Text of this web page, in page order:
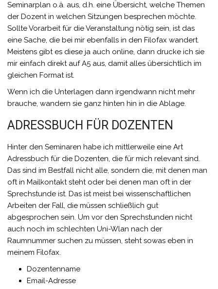
Seminarplan o.ä. aus, d.h. eine Übersicht, welche Themen
der Dozent in welchen Sitzungen besprechen möchte.
Sollte Vorarbeit für die Veranstaltung nötig sein, ist das
eine Sache, die bei mir ebenfalls in den Filofax wandert.
Meistens gibt es diese ja auch online, dann drucke ich sie
mir einfach direkt auf A5 aus, damit alles übersichtlich im
gleichen Format ist.
Wenn ich die Unterlagen dann irgendwann nicht mehr
brauche, wandern sie ganz hinten hin in die Ablage.
ADRESSBUCH FÜR DOZENTEN
Hinter den Seminaren habe ich mittlerweile eine Art
Adressbuch für die Dozenten, die für mich relevant sind.
Das sind im Bestfall nicht alle, sondern die, mit denen man
oft in Mailkontakt steht oder bei denen man oft in der
Sprechstunde ist. Das ist meist bei wissenschaftlichen
Arbeiten der Fall, die müssen schließlich gut
abgesprochen sein. Um vor den Sprechstunden nicht
auch noch im schlechten Uni-Wlan nach der
Raumnummer suchen zu müssen, steht sowas eben in
meinem Filofax.
Dozentenname
Email-Adresse